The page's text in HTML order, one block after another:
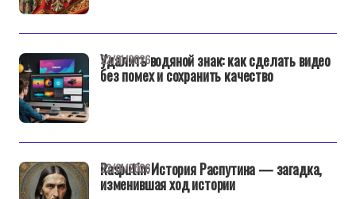
Удалить водяной знак: как сделать видео
без помех и сохранить качество
22/01/2026
Rasputin: История Распутина — загадка,
изменившая ход истории
22/01/2026